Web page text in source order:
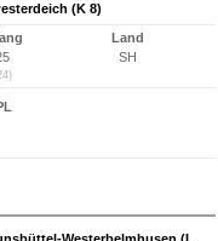
(K 8)
Land
SH